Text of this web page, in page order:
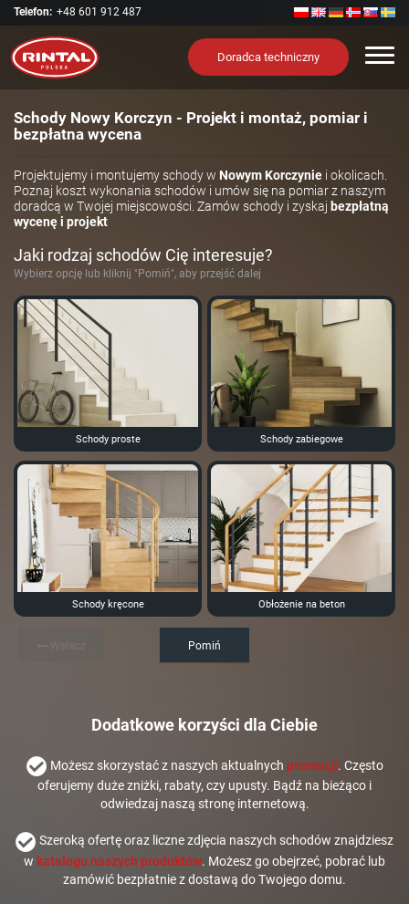
Telefon: +48 601 912 487
Doradca techniczny
Schody Nowy Korczyn - Projekt i montaż, pomiar i
bezpłatna wycena
Projektujemy i montujemy schody w Nowym Korczynie i okolicach.
Poznaj koszt wykonania schodów i umów się na pomiar z naszym
doradcą w Twojej miejscowości. Zamów schody i zyskaj bezpłatną
wycenę i projekt
Jaki rodzaj schodów Cię interesuje?
Wybierz opcję lub kliknij "Pomiń", aby przejść dalej
Schody proste Schody zabiegowe
Schody kręcone Obłożenie na beton
Pomiń
Dodatkowe korzyści dla Ciebie
Możesz skorzystać z naszych aktualnych promocji. Często
oferujemy duże zniżki, rabaty, czy upusty. Bądź na bieżąco i
odwiedzaj naszą stronę internetową.
Szeroką ofertę oraz liczne zdjęcia naszych schodów znajdziesz
w katalogu naszych produktów. Możesz go obejrzeć, pobrać lub
zamówić bezpłatnie z dostawą do Twojego domu.